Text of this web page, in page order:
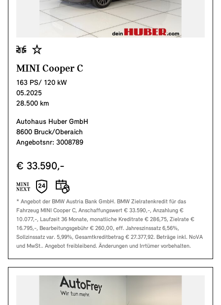
MINI Cooper C
163 PS/ 120 kW
05.2025
28.500 km
Autohaus Huber GmbH
8600 Bruck/Oberaich
Angebotsnr: 3008789
€ 33.590,-
* Angebot der BMW Austria Bank GmbH. BMW Zielratenkredit für das
Fahrzeug MINI Cooper C, Anschaffungswert € 33.590,-, Anzahlung €
10.077,-, Laufzeit 36 Monate, monatliche Kreditrate € 286,75, Zielrate €
16.795,-, Bearbeitungsgebühr € 260,00, eff. Jahreszinssatz 6,56%,
Sollzinssatz var. 5,99%, Gesamtkreditbetrag € 27.377,92. Beträge inkl. NoVA
und MwSt.. Angebot freibleibend. Änderungen und Irrtümer vorbehalten.